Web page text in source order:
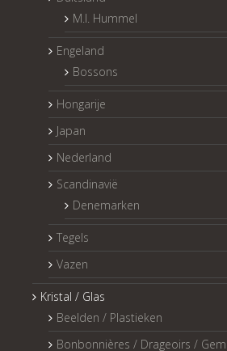
M.I. Hummel
Engeland
Bossons
Hongarije
Japan
Nederland
Scandinavië
Denemarken
Tegels
Vazen
Kristal / Glas
Beelden / Plastieken
Bonbonnières / Drageoirs /